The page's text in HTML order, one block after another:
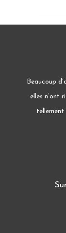
Beaucoup
elles n’ont
tellement